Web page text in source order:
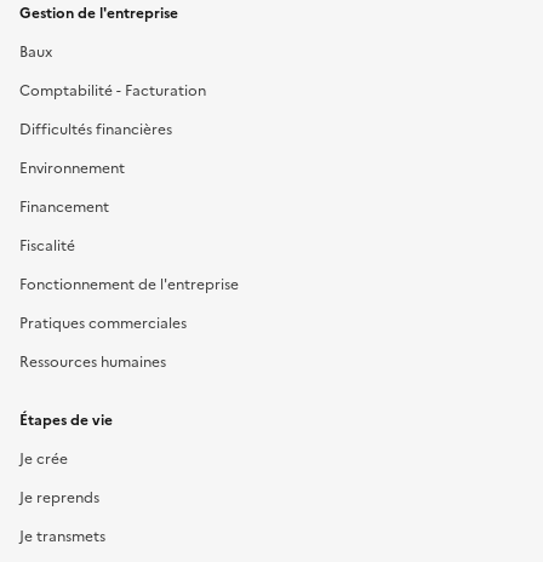
Gestion de l'entreprise
Baux
Comptabilité - Facturation
Difficultés financières
Environnement
Financement
Fiscalité
Fonctionnement de l'entreprise
Pratiques commerciales
Ressources humaines
Étapes de vie
Je crée
Je reprends
Je transmets